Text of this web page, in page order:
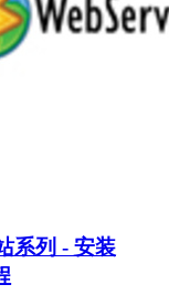
系列 - 安装